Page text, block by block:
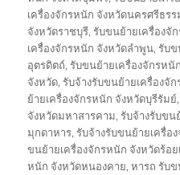
เครื่องจักรหนัก จังหวัดนครศรีธรร
จังหวัดราชบุรี,รับขนย้ายเครื่องจั
เครื่องจักรหนัก จังหวัดลำพูน,รับข
อุตรดิตถ์,รับขนย้ายเครื่องจักรหนั
จังหวัด,รับจ้างรับขนย้ายเครื่องจั
ย้ายเครื่องจักรหนัก จังหวัดบุรีรัมย์
จังหวัดมหาสารคาม,รับจ้างรับขน
มุกดาหาร,รับจ้างรับขนย้ายเครื่อ
ขนย้ายเครื่องจักรหนัก จังหวัดร้อย
หนัก จังหวัดหนองคาย,หารถ รับ